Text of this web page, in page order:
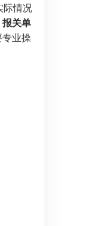
际情况
关单
业操